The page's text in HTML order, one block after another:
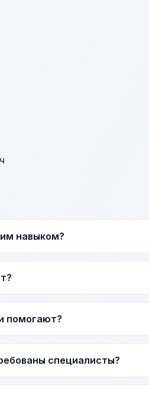
навыком?
помогают?
специалисты?